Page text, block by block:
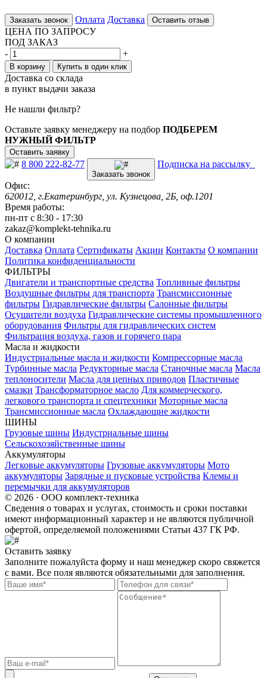
Заказать звонок Оплата Доставка Оставить отзыв
ЦЕНА ПО ЗАПРОСУ
ПОД ЗАКАЗ
-
+
В корзину Купить в один клик
Доставка со склада
в пункт выдачи заказа
Не нашли фильтр?
Оставьте заявку менеджеру на подбор ПОДБЕРЕМ
НУЖНЫЙ ФИЛЬТР
Оставить заявку
8 800 222-82-77
Заказать звонок
Подписка на рассылку
Офис:
620012, г.Екатеринбург, ул. Кузнецова, 2Б, оф.1201
Время работы:
пн-пт с 8:30 - 17:30
zakaz@komplekt-tehnika.ru
О компании
Доставка Оплата Сертификаты Акции Контакты О компании
Политика конфиденциальности
ФИЛЬТРЫ
Двигатели и транспортные средства Топливные фильтры
Воздушные фильтры для транспорта Трансмиссионные
фильтры Гидравлические фильтры Салонные фильтры
Осушители воздуха Гидравлические системы промышленного
оборудования Фильтры для гидравлических систем
Фильтрация воздуха, газов и горячего пара
Масла и жидкости
Индустриальные масла и жидкости Компрессорные масла
Турбинные масла Редукторные масла Станочные масла Масла
теплоносители Масла для цепных приводов Пластичные
смазки Трансформаторное масло Для коммерческого,
легкового транспорта и спецтехники Моторные масла
Трансмиссионные масла Охлаждающие жидкости
ШИНЫ
Грузовые шины Индустриальные шины
Сельскохозяйственные шины
Аккумуляторы
Легковые аккумуляторы Грузовые аккумуляторы Мото
аккумуляторы Зарядные и пусковые устройства Клемы и
перемычки для аккумуляторов
© 2026 · ООО комплект-техника
Сведения о товарах и услугах, стоимость и сроки поставки
имеют информационный характер и не являются публичной
офертой, определяемой положениями Статьи 437 ГК РФ.
Оставить заявку
Заполните пожалуйста форму и наш менеджер скоро свяжется
с вами. Все поля являются обязательными для заполнения.